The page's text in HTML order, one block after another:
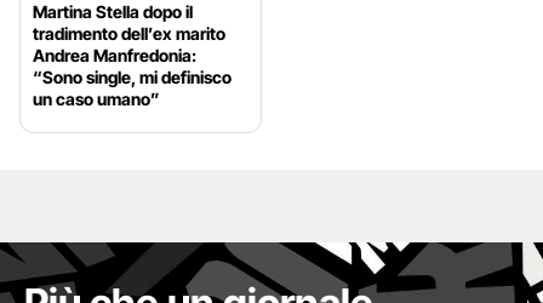
Martina Stella dopo il
tradimento dell’ex marito
Andrea Manfredonia:
“Sono single, mi definisco
un caso umano”